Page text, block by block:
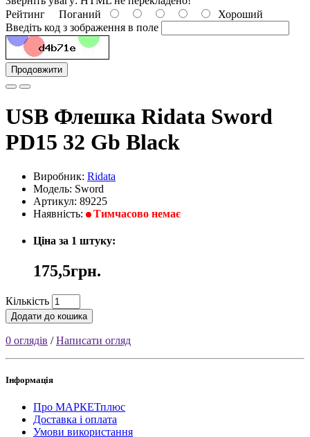
Рейтинг Поганий
Хороший
Введіть код з зображення в поле
Продовжити
USB Флешка Ridata Sword
PD15 32 Gb Black
Виробник: Ridata
Модель: Sword
Артикул: 89225
Наявність:
Тимчасово немає
Ціна за 1 штуку:
175,5грн.
Кількість
Додати до кошика
0 оглядів /Написати огляд
Інформація
Про МАРКЕТплюс
Доставка і оплата
Умови використання